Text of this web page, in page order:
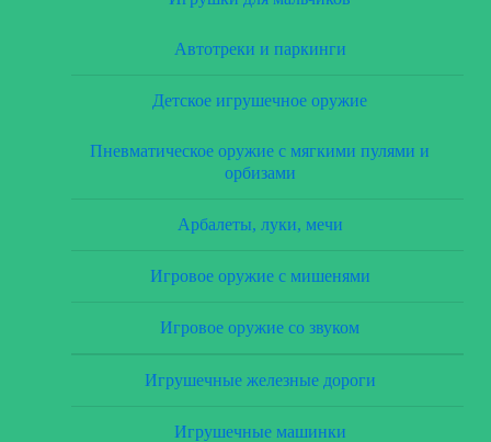
Автотреки и паркинги
Детское игрушечное оружие
Пневматическое оружие с мягкими пулями и
орбизами
Арбалеты, луки, мечи
Игровое оружие с мишенями
Игровое оружие со звуком
Игрушечные железные дороги
Игрушечные машинки